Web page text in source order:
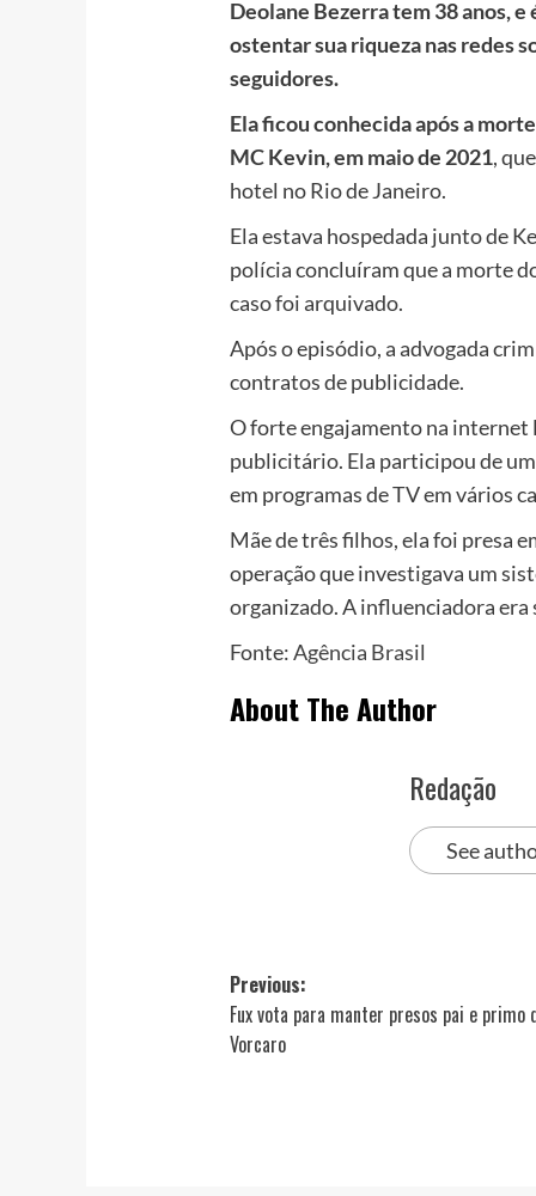
Deolane Bezerra tem 38 anos,
ostentar sua riqueza nas redes
seguidores.
Ela ficou conhecida após a
MC Kevin, em maio de 2021,
hotel no Rio de Janeiro.
Ela estava hospedada junto de
polícia concluíram que a morte
caso foi arquivado.
Após o episódio, a advogada
contratos de publicidade.
O forte engajamento na internet
publicitário. Ela participou de
em programas de TV em vários
Mãe de três filhos, ela foi presa
operação que investigava um
organizado. A influenciadora
Fonte:Agência Brasil
About The Author
Redação
See
Post
navigation
Previous:
Fux vota para manter presos pai e primo
Vorcaro